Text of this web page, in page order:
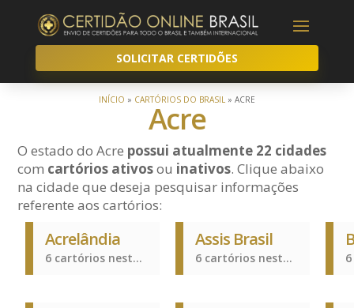
SOLICITAR CERTIDÕES
INÍCIO » CARTÓRIOS DO BRASIL » ACRE
Acre
O estado do Acre possui atualmente 22 cidades
com cartórios ativosou inativos. Clique abaixo
na cidade que deseja pesquisar informações
referente aos cartórios:
Acrelândia
6 cartórios nesta cidade
Assis Brasil
6 cartórios nesta cidade